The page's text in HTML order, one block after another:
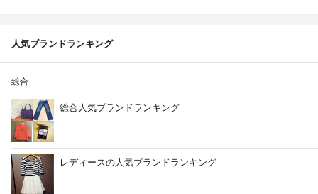
人気ブランドランキング
総合
総合人気ブランドランキング
レディースの人気ブランドランキング